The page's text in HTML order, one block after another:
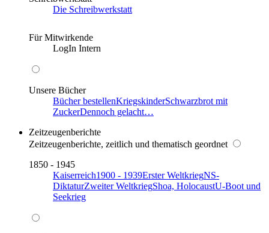
Die Schreibwerkstatt
Für Mitwirkende
LogIn Intern
Unsere Bücher
Bücher bestellenKriegskinderSchwarzbrot mit
ZuckerDennoch gelacht…
Zeitzeugenberichte
Zeitzeugenberichte, zeitlich und thematisch geordnet
1850 - 1945
Kaiserreich1900 - 1939Erster WeltkriegNS-
DiktaturZweiter WeltkriegShoa, HolocaustU-Boot und
Seekrieg